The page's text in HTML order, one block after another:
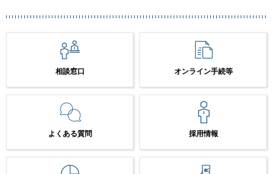
相談窓口 オンライン手続等
よくある質問 採用情報